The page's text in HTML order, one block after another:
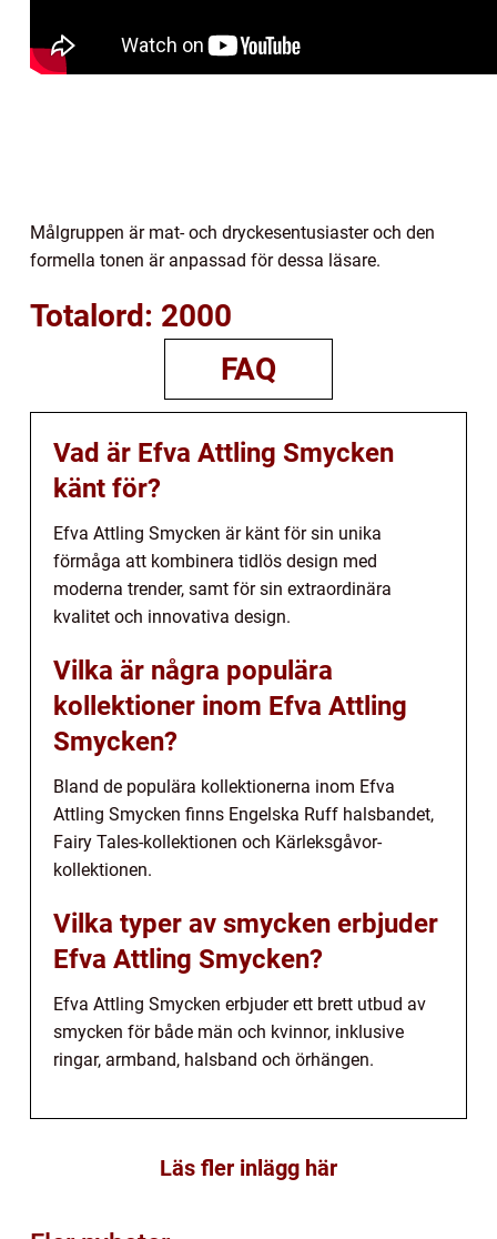
Målgruppen är mat- och dryckesentusiaster och den
formella tonen är anpassad för dessa läsare.
Totalord: 2000
FAQ
Vad är Efva Attling Smycken
känt för?
Efva Attling Smycken är känt för sin unika
förmåga att kombinera tidlös design med
moderna trender, samt för sin extraordinära
kvalitet och innovativa design.
Vilka är några populära
kollektioner inom Efva Attling
Smycken?
Bland de populära kollektionerna inom Efva
Attling Smycken finns Engelska Ruff halsbandet,
Fairy Tales-kollektionen och Kärleksgåvor-
kollektionen.
Vilka typer av smycken erbjuder
Efva Attling Smycken?
Efva Attling Smycken erbjuder ett brett utbud av
smycken för både män och kvinnor, inklusive
ringar, armband, halsband och örhängen.
Läs fler inlägg här